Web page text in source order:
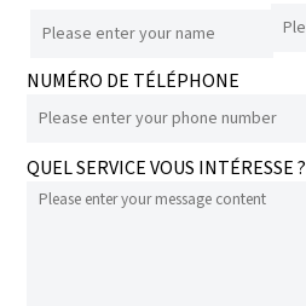
NUMÉRO DE TÉLÉPHONE
QUEL SERVICE VOUS INTÉRESSE ?